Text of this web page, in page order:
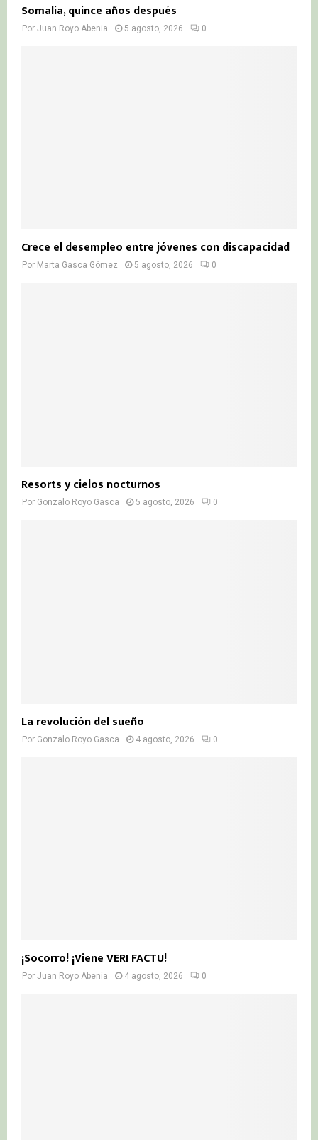
Somalia, quince años después
Por Juan Royo Abenia 5 agosto, 2026 0
Crece el desempleo entre jóvenes con discapacidad
Por Marta Gasca Gómez 5 agosto, 2026 0
Resorts y cielos nocturnos
Por Gonzalo Royo Gasca 5 agosto, 2026 0
La revolución del sueño
Por Gonzalo Royo Gasca 4 agosto, 2026 0
¡Socorro! ¡Viene VERI FACTU!
Por Juan Royo Abenia 4 agosto, 2026 0